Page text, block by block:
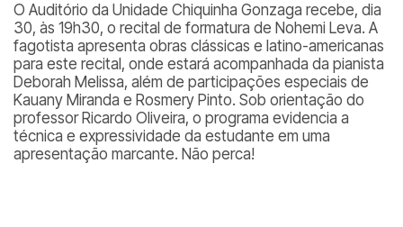
O Auditório da Unidade Chiquinha Gonzaga recebe, dia
30, às 19h30, o recital de formatura de Nohemi Leva. A
fagotista apresenta obras clássicas e latino-americanas
para este recital, onde estará acompanhada da pianista
Deborah Melissa, além de participações especiais de
Kauany Miranda e Rosmery Pinto. Sob orientação do
professor Ricardo Oliveira, o programa evidencia a
técnica e expressividade da estudante em uma
apresentação marcante. Não perca!